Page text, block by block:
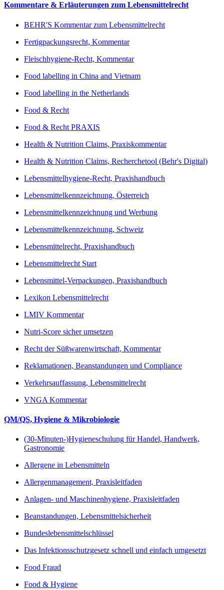
Kommentare & Erläuterungen zum Lebensmittelrecht
BEHR'S Kommentar zum Lebensmittelrecht
Fertigpackungsrecht, Kommentar
Fleischhygiene-Recht, Kommentar
Food labelling in China and Vietnam
Food labelling in the Netherlands
Food & Recht
Food & Recht PRAXIS
Health & Nutrition Claims, Praxiskommentar
Health & Nutrition Claims, Recherchetool (Behr's Digital)
Lebensmittelhygiene-Recht, Praxishandbuch
Lebensmittelkennzeichnung, Österreich
Lebensmittelkennzeichnung und Werbung
Lebensmittelkennzeichnung, Schweiz
Lebensmittelrecht, Praxishandbuch
Lebensmittelrecht Start
Lebensmittel-Verpackungen, Praxishandbuch
Lexikon Lebensmittelrecht
LMIV Kommentar
Nutri-Score sicher umsetzen
Recht der Süßwarenwirtschaft, Kommentar
Reklamationen, Beanstandungen und Compliance
Verkehrsauffassung, Lebensmittelrecht
VNGA Kommentar
QM/QS, Hygiene & Mikrobiologie
(30-Minuten-)Hygieneschulung für Handel, Handwerk,
Gastronomie
Allergene in Lebensmitteln
Allergenmanagement, Praxisleitfaden
Anlagen- und Maschinenhygiene, Praxisleitfaden
Beanstandungen, Lebensmittelsicherheit
Bundeslebensmittelschlüssel
Das Infektionsschutzgesetz schnell und einfach umgesetzt
Food Fraud
Food & Hygiene